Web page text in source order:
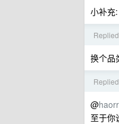
小补充
换个品
@
至于你